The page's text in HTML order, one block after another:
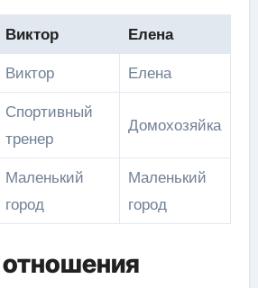
Виктор
Елена
Виктор
Елена
Спортивный
тренер
Домохозяйка
Маленький
город
Маленький
город